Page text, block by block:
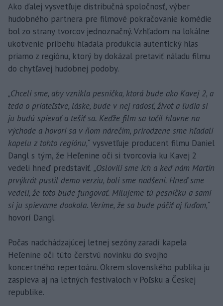
Ako ďalej vysvetľuje distribučná spoločnosť, výber
hudobného partnera pre filmové pokračovanie komédie
bol zo strany tvorcov jednoznačný. Vzhľadom na lokálne
ukotvenie príbehu hľadala produkcia autentický hlas
priamo z regiónu, ktorý by dokázal pretaviť náladu filmu
do chytľavej hudobnej podoby.
„Chceli sme, aby vznikla pesnička, ktorá bude ako Kavej 2, a
teda o priateľstve, láske, bude v nej radosť, život a ľudia si
ju budú spievať a tešiť sa. Keďže film sa točil hlavne na
východe a hovorí sa v ňom nárečím, prirodzene sme hľadali
kapelu z tohto regiónu,“ vysvetľuje producent filmu Daniel
Dangl s tým, že Heľenine oči si tvorcovia ku Kavej 2
vedeli hneď predstaviť. „Oslovili sme ich a keď nám Martin
prvýkrát pustil demo verziu, boli sme nadšení. Hneď sme
vedeli, že toto bude fungovať. Milujeme tú pesničku a sami
si ju spievame dookola. Veríme, že sa bude páčiť aj ľuďom,“
hovorí Dangl.
Počas nadchádzajúcej letnej sezóny zaradí kapela
Heľenine oči túto čerstvú novinku do svojho
koncertného repertoáru. Okrem slovenského publika ju
zaspieva aj na letných festivaloch v Poľsku a Českej
republike.